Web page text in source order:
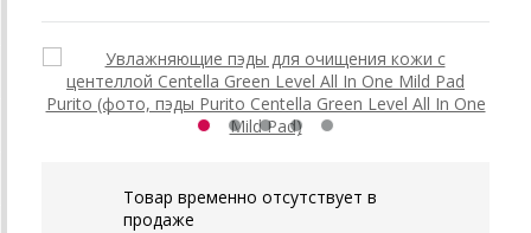
Товар временно отсутствует в
продаже